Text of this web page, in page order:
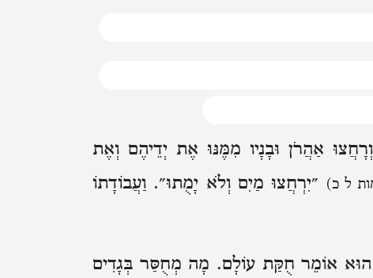
אַהֲרֹן וּבָנָיו מִמֶּנּוּ אֶת יְדֵיהֶם וְאֶת
ל כ) ״יִרְחֲצוּ מַיִם וְלֹא יָמֻתוּ״. וַעֲבוֹדָתוֹ
הוּא אוֹמֵר חֻקַּת עוֹלָם. מָה מְחֻסַּר בְּגָדִים